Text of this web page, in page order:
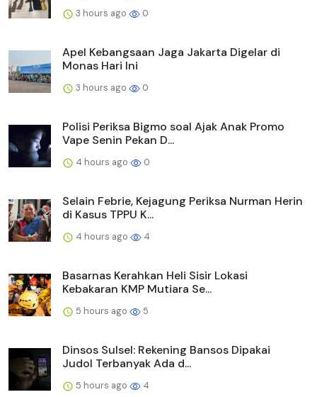
3 hours ago 0
Apel Kebangsaan Jaga Jakarta Digelar di
Monas Hari Ini
3 hours ago 0
Polisi Periksa Bigmo soal Ajak Anak Promo
Vape Senin Pekan D...
4 hours ago 0
Selain Febrie, Kejagung Periksa Nurman Herin
di Kasus TPPU K...
4 hours ago 4
Basarnas Kerahkan Heli Sisir Lokasi
Kebakaran KMP Mutiara Se...
5 hours ago 5
Dinsos Sulsel: Rekening Bansos Dipakai
Judol Terbanyak Ada d...
5 hours ago 4